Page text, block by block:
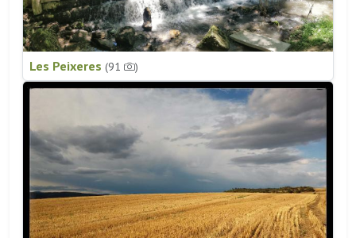
Les Peixeres (91 )